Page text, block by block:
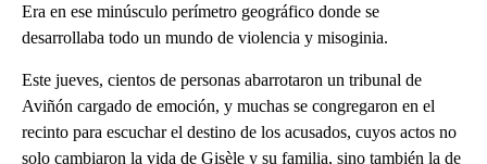
Era en ese minúsculo perímetro geográfico donde se
desarrollaba todo un mundo de violencia y misoginia.
Este jueves, cientos de personas abarrotaron un tribunal de
Aviñón cargado de emoción, y muchas se congregaron en el
recinto para escuchar el destino de los acusados, cuyos actos no
solo cambiaron la vida de Gisèle y su familia, sino también la de